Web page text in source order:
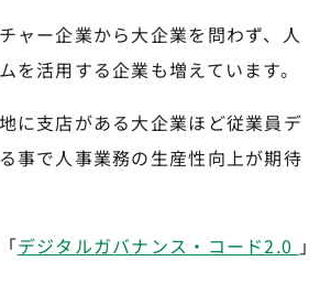
ャー企業から大企業を問わず、人
を活用する企業も増えています。
に支店がある大企業ほど従業員デ
事で人事業務の生産性向上が期待
デジタルガバナンス・コード2.0 」